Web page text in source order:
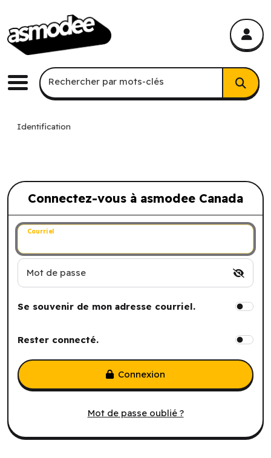
Menu
Recherche par mots-clés
Rechercher par mots-clés
Identification
Connectez-vous à asmodee Canada
Connectez-vous à asmodee Canada
Courriel
Mot de passe
Se souvenir de mon adresse courriel.
Rester connecté.
Mot de passe oublié ?
Connexion